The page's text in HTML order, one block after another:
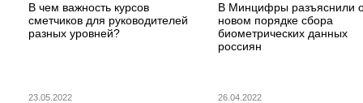
В чем важность курсов
сметчиков для руководителей
разных уровней?
В Минцифры разъяснили
новом порядке сбора
биометрических данных
россиян
23.05.2022 26.04.2022